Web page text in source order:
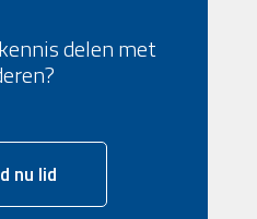
delen met
nu lid